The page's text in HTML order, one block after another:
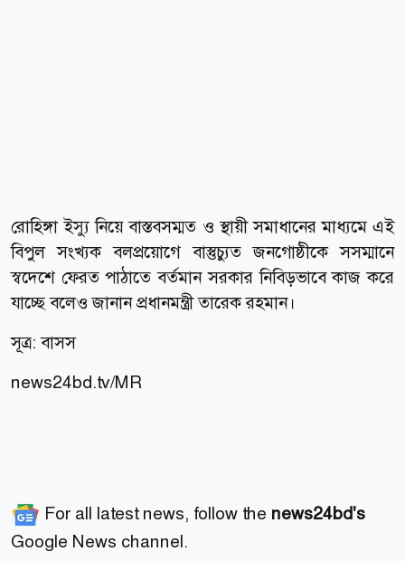
রোহিঙ্গা ইস্যু নিয়ে বাস্তবসম্মত ও স্থায়ী সমাধানের মাধ্যমে এই
বিপুল সংখ্যক বলপ্রয়োগে বাস্তুচ্যুত জনগোষ্ঠীকে সসম্মানে
স্বদেশে ফেরত পাঠাতে বর্তমান সরকার নিবিড়ভাবে কাজ করে
যাচ্ছে বলেও জানান প্রধানমন্ত্রী তারেক রহমান।
সূত্র: বাসস
news24bd.tv/MR
For all latest news, follow the news24bd's
Google News channel.